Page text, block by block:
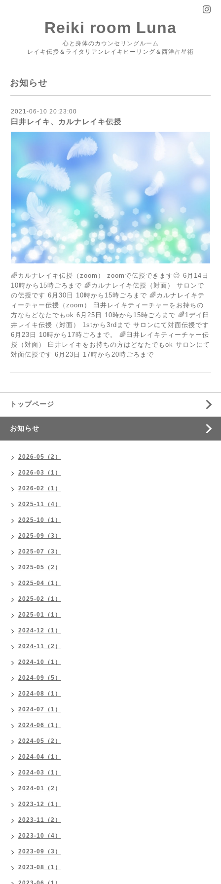
Reiki room Luna
心と身体のカウンセリングルーム
レイキ伝授＆ライタリアンレイキヒーリング＆西洋占星術
お知らせ
2021-06-10 20:23:00
臼井レイキ、カルナレイキ伝授
🌈カルナレイキ伝授（zoom） zoomで伝授できます😝 6月14日
10時から15時ごろまで 🌈カルナレイキ伝授（対面） サロンで
の伝授です 6月30日 10時から15時ごろまで 🌈カルナレイキテ
ィーチャー伝授（zoom） 臼井レイキティーチャーをお持ちの
方ならどなたでもok 6月25日 10時から15時ごろまで 🌈1デイ臼
井レイキ伝授（対面） 1stから3rdまで サロンにて対面伝授です
6月23日 10時から17時ごろまで。 🌈臼井レイキティーチャー伝
授（対面） 臼井レイキをお持ちの方はどなたでもok サロンにて
対面伝授です 6月23日 17時から20時ごろまで
トップページ
お知らせ
2026-05（2）
2026-03（1）
2026-02（1）
2025-11（4）
2025-10（1）
2025-09（3）
2025-07（3）
2025-05（2）
2025-04（1）
2025-02（1）
2025-01（1）
2024-12（1）
2024-11（2）
2024-10（1）
2024-09（5）
2024-08（1）
2024-07（1）
2024-06（1）
2024-05（2）
2024-04（1）
2024-03（1）
2024-01（2）
2023-12（1）
2023-11（2）
2023-10（4）
2023-09（3）
2023-08（1）